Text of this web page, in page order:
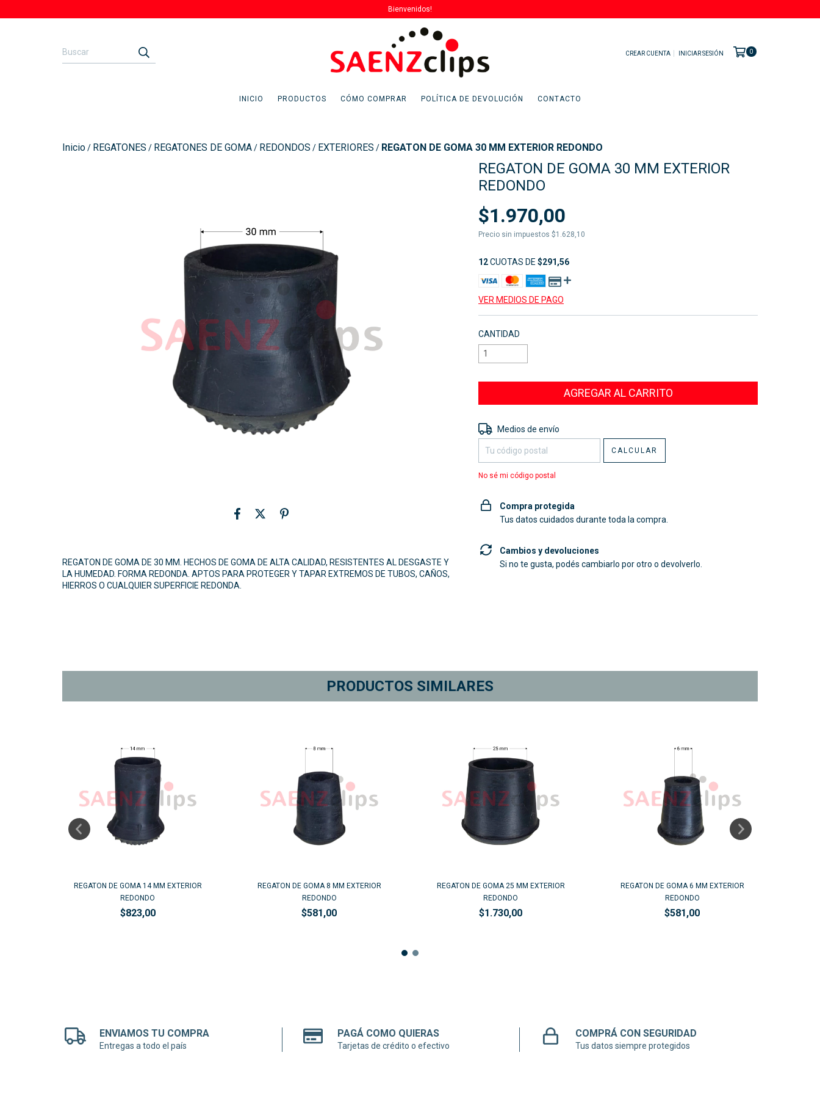
Bienvenidos!
CREAR CUENTA INICIAR SESIÓN 0
INICIO PRODUCTOS CÓMO COMPRAR POLÍTICA DE DEVOLUCIÓN CONTACTO
Inicio/ REGATONES / REGATONES DE GOMA/ REDONDOS / EXTERIORES / REGATON DE GOMA 30 MM EXTERIOR REDONDO
REGATON DE GOMA DE 30 MM. HECHOS DE GOMA DE ALTA CALIDAD, RESISTENTES AL DESGASTE Y
LA HUMEDAD. FORMA REDONDA. APTOS PARA PROTEGER Y TAPAR EXTREMOS DE TUBOS, CAÑOS,
HIERROS O CUALQUIER SUPERFICIE REDONDA.
REGATON DE GOMA 30 MM EXTERIOR
REDONDO
$1.970,00
Precio sin impuestos$1.628,10
12CUOTAS DE$291,56
VER MEDIOS DE PAGO
CANTIDAD
Entregas para el CP:
Medios de envío
CALCULAR
No sé mi código postal
Compra protegida
Tus datos cuidados durante toda la compra.
Cambios y devoluciones
Si no te gusta, podés cambiarlo por otro o devolverlo.
PRODUCTOS SIMILARES
REGATON DE GOMA 14 MM EXTERIOR
REDONDO
$823,00
REGATON DE GOMA 8 MM EXTERIOR
REDONDO
$581,00
REGATON DE GOMA 25 MM EXTERIOR
REDONDO
$1.730,00
REGATON DE GOMA 6 MM EXTERIOR
REDONDO
$581,00
ENVIAMOS TU COMPRA
Entregas a todo el país
PAGÁ COMO QUIERAS
Tarjetas de crédito o efectivo
COMPRÁ CON SEGURIDAD
Tus datos siempre protegidos